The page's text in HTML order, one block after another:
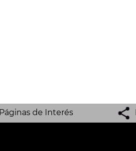
Páginas de Interés